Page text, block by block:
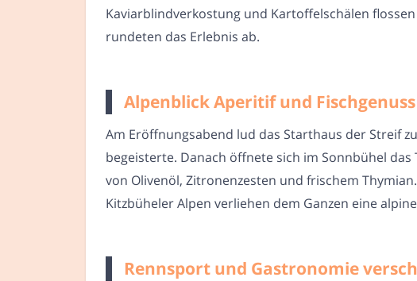
Kaviarblindverkostung und Kartoffelschälen
rundeten das Erlebnis ab.
Alpenblick Aperitif und
Am Eröffnungsabend lud das Starthaus der Streif
begeisterte. Danach öffnete sich im Sonnbühel
von Olivenöl, Zitronenzesten und frischem
Kitzbüheler Alpen verliehen dem Ganzen eine
Rennsport und Gastronomie